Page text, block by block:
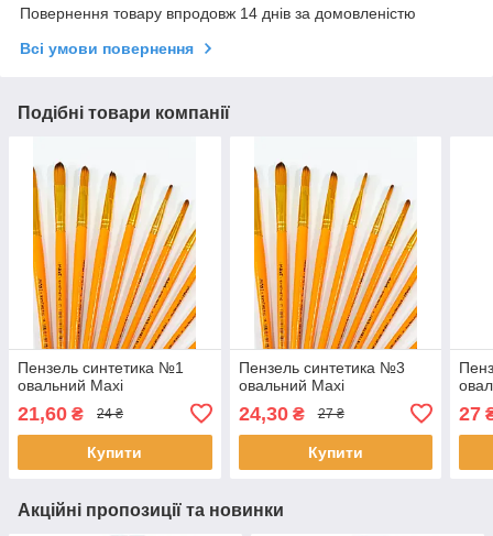
Повернення товару впродовж 14 днів за домовленістю
Всі умови повернення
Подібні товари компанії
Пензель синтетика №1
овальний Maxi
21,60 ₴ 24 ₴
Купити
Пензель синтетика №3
овальний Maxi
24,30₴ 27 ₴
Купити
27
Акційні пропозиції та новинки